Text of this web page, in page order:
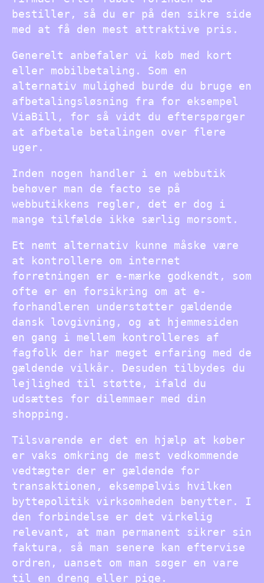
bestiller, så du er på den sikre side
med at få den mest attraktive pris.
Generelt anbefaler vi køb med kort
eller mobilbetaling. Som en
alternativ mulighed burde du bruge en
afbetalingsløsning fra for eksempel
ViaBill, for så vidt du efterspørger
at afbetale betalingen over flere
uger.
Inden nogen handler i en webbutik
behøver man de facto se på
webbutikkens regler, det er dog i
mange tilfælde ikke særlig morsomt.
Et nemt alternativ kunne måske være
at kontrollere om internet
forretningen er e-mærke godkendt, som
ofte er en forsikring om at e-
forhandleren understøtter gældende
dansk lovgivning, og at hjemmesiden
en gang i mellem kontrolleres af
fagfolk der har meget erfaring med de
gældende vilkår. Desuden tilbydes du
lejlighed til støtte, ifald du
udsættes for dilemmaer med din
shopping.
Tilsvarende er det en hjælp at køber
er vaks omkring de mest vedkommende
vedtægter der er gældende for
transaktionen, eksempelvis hvilken
byttepolitik virksomheden benytter. I
den forbindelse er det virkelig
relevant, at man permanent sikrer sin
faktura, så man senere kan eftervise
ordren, uanset om man søger en vare
til en dreng eller pige.